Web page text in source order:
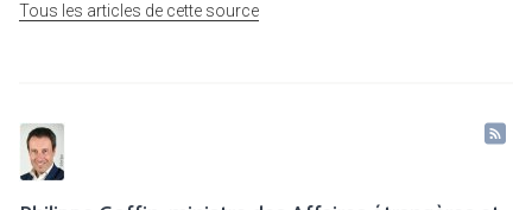
Tous les articles de cette source